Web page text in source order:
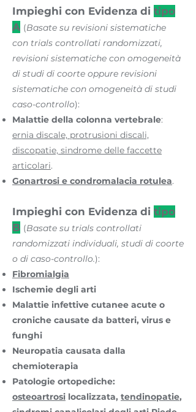
Impieghi con Evidenza di tipo
A (Basate su revisioni sistematiche
con trials controllati randomizzati,
revisioni sistematiche con omogeneità
di studi di coorte oppure revisioni
sistematiche con omogeneità di studi
caso-controllo):
Malattie della colonna vertebrale:
ernia discale, protrusioni discali,
discopatie, sindrome delle faccette
articolari.
Gonartrosi e condromalacia rotulea.
Impieghi con Evidenza di tipo
B (Basate su trials controllati
randomizzati individuali, studi di coorte
o di caso-controllo.):
Fibromialgia
Ischemie degli arti
Malattie infettive cutanee acute o
croniche causate da batteri, virus e
funghi
Neuropatia causata dalla
chemioterapia
Patologie ortopediche:
osteoartrosi localizzata, tendinopatie,